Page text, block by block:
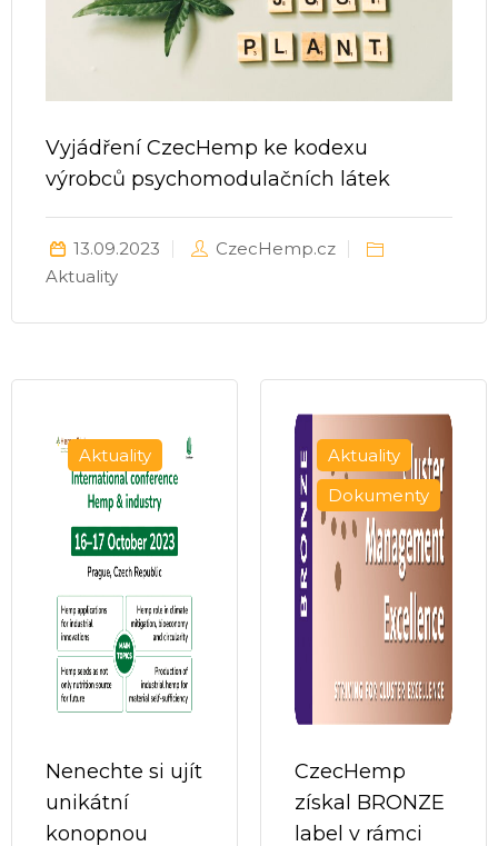
Vyjádření CzecHemp ke kodexu
výrobců psychomodulačních látek
13.09.2023
CzecHemp.cz
Aktuality
Aktuality
Nenechte si ujít
unikátní
konopnou
Aktuality
Dokumenty
CzecHemp
získal BRONZE
label v rámci